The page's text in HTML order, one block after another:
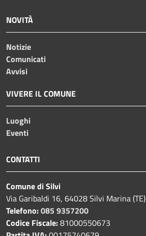
NOVITÀ
Notizie
Comunicati
Avvisi
VIVERE IL COMUNE
Luoghi
Eventi
CONTATTI
Comune di Silvi
Via Garibaldi 16, 64028 Silvi Marina (TE)
Telefono:085 9357200
Codice Fiscale:81000550673